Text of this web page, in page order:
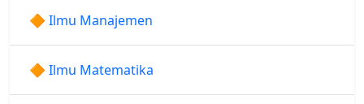
🔶 Ilmu Manajemen
🔶 Ilmu Matematika